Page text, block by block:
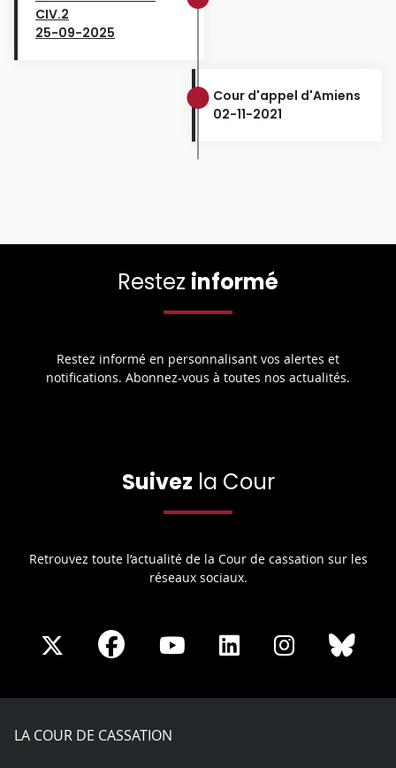
CIV.2
25-09-2025
Cour d'appel d'Amiens
02-11-2021
Restez informé
Restez informé en personnalisant vos alertes et
notifications. Abonnez-vous à toutes nos actualités.
Suivez la Cour
Retrouvez toute l’actualité de la Cour de cassation sur les
réseaux sociaux.
Share
X
Share
Facebook
Share
Youtube
Share
LinkedIn
Share
Instagram
LA COUR DE CASSATION